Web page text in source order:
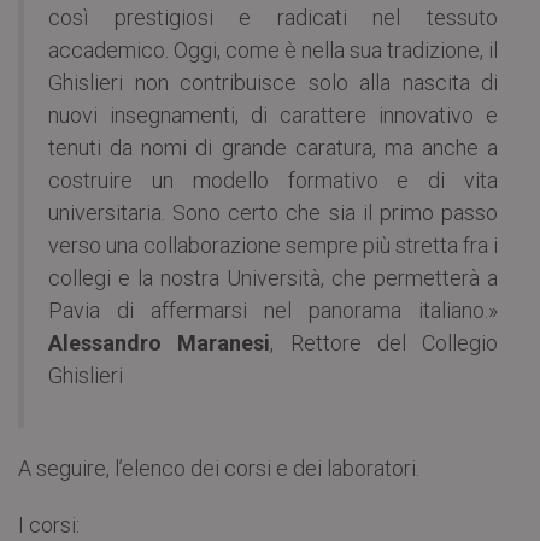
così prestigiosi e radicati nel tessuto
accademico. Oggi, come è nella sua tradizione, il
Ghislieri non contribuisce solo alla nascita di
nuovi insegnamenti, di carattere innovativo e
tenuti da nomi di grande caratura, ma anche a
costruire un modello formativo e di vita
universitaria. Sono certo che sia il primo passo
verso una collaborazione sempre più stretta fra i
collegi e la nostra Università, che permetterà a
Pavia di affermarsi nel panorama italiano.»
Alessandro Maranesi, Rettore del Collegio
Ghislieri
A seguire, l’elenco dei corsi e dei laboratori.
I corsi: